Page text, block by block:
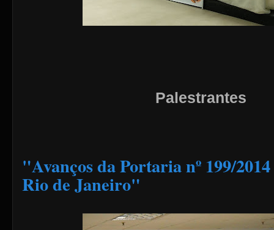
Palestrantes
"Avanços da Portaria nº 199/
Rio de Janeiro"